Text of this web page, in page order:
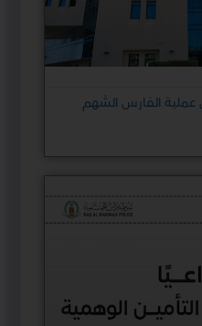
الفارس الشهم